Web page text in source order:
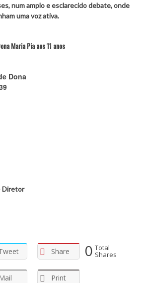
num amplo e esclarecido debate, onde
uma voz ativa.
Maria Pia aos 11 anos
Dona
Diretor
Share
Print
0 Total
Shares